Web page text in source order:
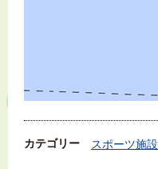
カテゴリー スポーツ施設